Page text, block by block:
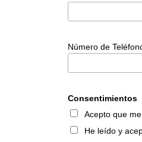
Número de
Consentimientos
Acepto que
He leído y